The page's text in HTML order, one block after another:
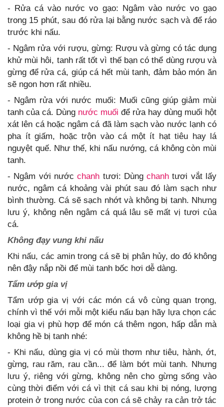
- Rửa cá vào nước vo gạo: Ngâm vào nước vo gạo
trong 15 phút, sau đó rửa lại bằng nước sạch và để ráo
trước khi nấu.
- Ngâm rửa với rượu, gừng: Rượu và gừng có tác dụng
khử mùi hôi, tanh rất tốt vì thế bạn có thể dùng rượu và
gừng để rửa cá, giúp cá hết mùi tanh, đảm bảo món ăn
sẽ ngon hơn rất nhiều.
- Ngâm rửa với nước muối: Muối cũng giúp giảm mùi
tanh của cá. Dùng nước muối để rửa hay dùng muối hột
xát lên cá hoặc ngâm cá đã làm sạch vào nước lạnh có
pha ít giấm, hoặc trộn vào cá một ít hạt tiêu hay lá
nguyệt quế. Như thế, khi nấu nướng, cá không còn mùi
tanh.
- Ngâm với nướcchanh tươi: Dùngchanh tươi vắt lấy
nước, ngâm cá khoảng vài phút sau đó làm sạch như
bình thường. Cá sẽ sạch nhớt và không bị tanh. Nhưng
lưu ý, không nên ngâm cá quá lâu sẽ mất vị tươi của
cá.
Không đạy vung khi nấu
Khi nấu, các amin trong cá sẽ bị phân hủy, do đó không
nên đậy nắp nồi để mùi tanh bốc hơi dễ dàng.
Tẩm ướp gia vị
Tẩm ướp gia vị với các món cá vô cùng quan trọng,
chính vì thế với mỗi một kiểu nấu bạn hãy lựa chọn các
loại gia vị phù hợp để món cá thêm ngon, hấp dẫn mà
không hề bị tanh nhé:
- Khi nấu, dùng gia vị có mùi thơm như tiêu, hành, ớt,
gừng, rau răm, rau cần... để làm bớt mùi tanh. Nhưng
lưu ý, riêng với gừng, không nên cho gừng sống vào
cùng thời điểm với cá vì thịt cá sau khi bị nóng, lượng
protein ở trong nước của con cá sẽ chảy ra cản trở tác